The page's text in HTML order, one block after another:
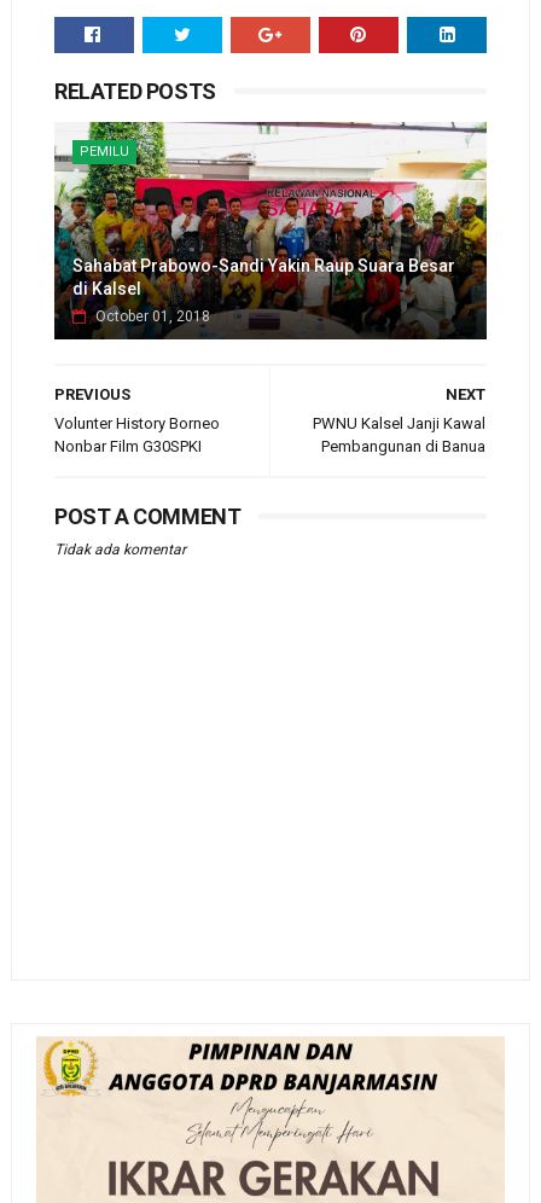
RELATED POSTS
PEMILU
Sahabat Prabowo-Sandi Yakin Raup Suara Besar
di Kalsel
October 01, 2018
NEXT
PWNU Kalsel Janji Kawal
Pembangunan di Banua
PREVIOUS
Volunter History Borneo
Nonbar Film G30SPKI
POST A COMMENT
Tidak ada komentar